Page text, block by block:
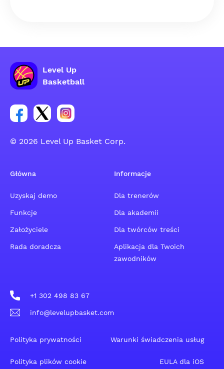
Level Up
Basketball
Link do grupy społecznościowej na Facebooku
Link do konta na Twitterze grupy
Link do konta na Instagramie grupy
© 2026 Level Up Basket Corp.
Główna
Uzyskaj demo
Funkcje
Założyciele
Rada doradcza
Informacje
Dla trenerów
Dla akademii
Dla twórców treści
Aplikacja dla Twoich
zawodników
+1 302 498 83 67
info@levelupbasket.com
Polityka prywatności Warunki świadczenia usług
Polityka plików cookie EULA dla iOS